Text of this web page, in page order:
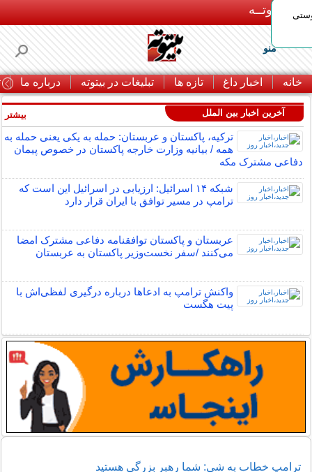
بـیتوتــه
منو
خانه اخبار داغ تازه ها تبلیغات در بیتوته درباره ما
آخرین اخبار بین الملل
ترکیه، پاکستان و عربستان: حمله به یکی یعنی حمله به
همه / بیانیه وزارت خارجه پاکستان در خصوص پیمان
دفاعی مشترک مکه
شبکه ۱۴ اسرائیل: ارزیابی در اسرائیل این است که
ترامپ در مسیر توافق با ایران قرار دارد
عربستان و پاکستان توافقنامه دفاعی مشترک امضا
می‌کنند /سفر نخست‌وزیر پاکستان به عربستان
واکنش ترامپ به ادعاها درباره درگیری لفظی‌اش با
پیت هگست
بیشتر
ترامپ خطاب به شی: شما رهبر بزرگی هستید